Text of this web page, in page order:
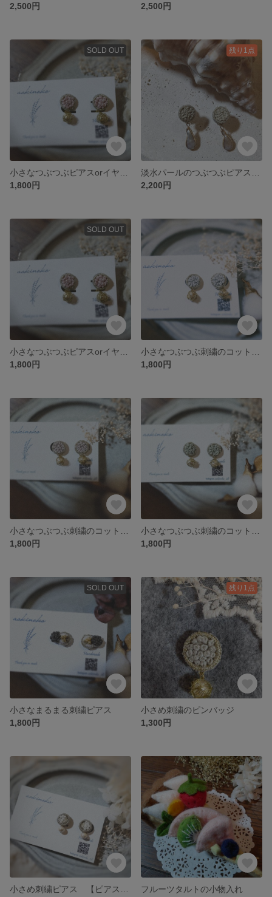
2,500円
2,500円
SOLD OUT
1,800円
残り1点
2,200円
SOLD OUT
1,800円
1,800円
1,800円
1,800円
SOLD OUT
小さなまるまる刺繍ピアス
1,800円
残り1点
小さめ刺繍のピンバッジ
1,300円
フルーツタルトの小物入れ